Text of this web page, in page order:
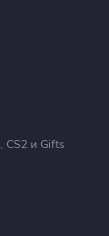
и Gifts